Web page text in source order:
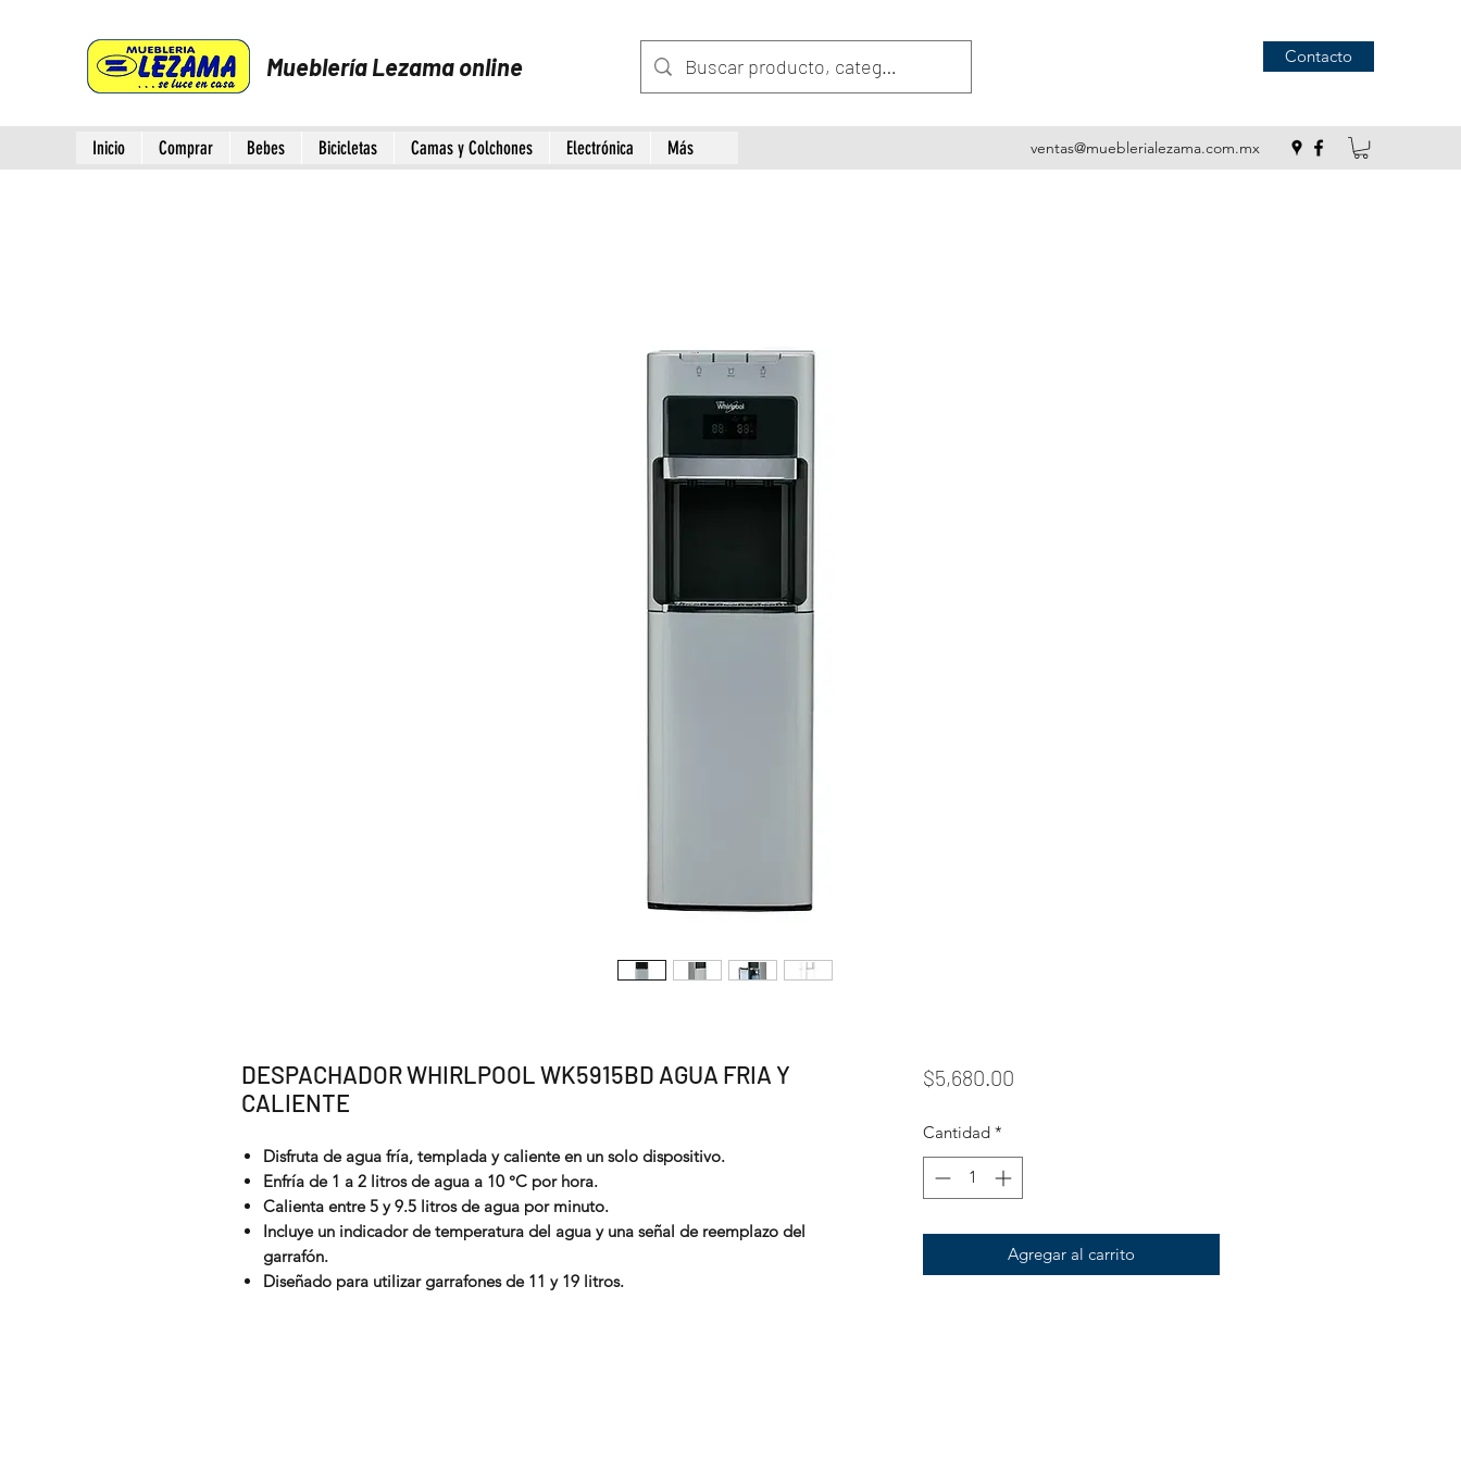
Mueblería Lezama online Contacto
Inicio Comprar Bebes Bicicletas Camas y Colchones Electrónica Más ventas@mueblerialezama.com.mx
DESPACHADOR WHIRLPOOL WK5915BD AGUA FRIA Y
CALIENTE
Disfruta de agua fría, templada y caliente en un solo dispositivo.
Enfría de 1 a 2 litros de agua a 10 °C por hora.
Calienta entre 5 y 9.5 litros de agua por minuto.
Incluye un indicador de temperatura del agua y una señal de reemplazo del
garrafón.
Diseñado para utilizar garrafones de 11 y 19 litros.
$5,680.00Precio
Cantidad *
Agregar al carrito